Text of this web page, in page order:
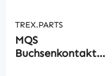
TREX.PARTS
MQS
Buchsenkontakt